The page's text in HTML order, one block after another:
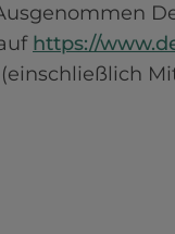
https://